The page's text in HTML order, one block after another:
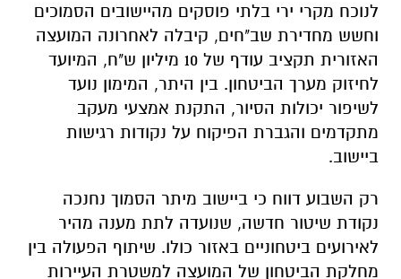
לנוכח מקרי ירי בלתי פוסקים מהיישובים הסמוכים
וחשש מחדירת שב"חים, קיבלה לאחרונה המועצה
האזורית תקציב עודף של 10 מיליון ש"ח, המיועד
לחיזוק מערך הביטחון. בין היתר, המימון נועד
לשיפור יכולות הסיור, התקנת אמצעי מעקב
מתקדמים והגברת הפיקוח על נקודות רגישות
ביישוב.
רק השבוע דווח כי ביישוב מיתר הסמוך נחנכה
נקודת שיטור חדשה, שנועדה לתת מענה מהיר
לאירועים ביטחוניים באזור כולו. שיתוף הפעולה בין
מחלקת הביטחון של המועצה למשטרת העיירות